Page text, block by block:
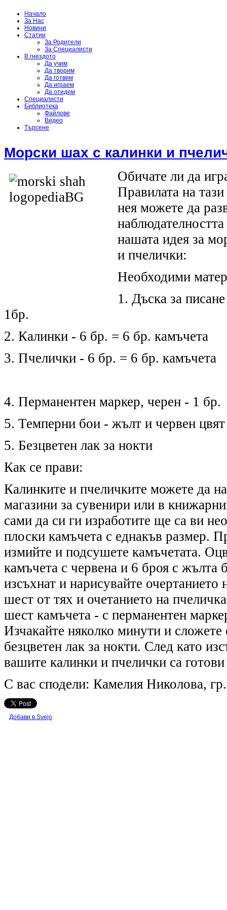
Начало
За Нас
Новини
Статии
За Родители
За Специалисти
В гнездото
Да учим
Да творим
Да готвим
Да играем
Да отидем
Специалисти
Библиотека
Файлове
Видео
Търсене
Морски шах с калинки и
Обичате ли да
Правилата на
нея можете да
нашата идея за
и пчелички:
Необходими
1. Дъска за
1бр.
2. Калинки - 6 бр. = 6 бр. камъчета
3. Пчелички - 6 бр. = 6 бр. камъчета
4. Перманентен маркер, черен - 1 бр.
5. Темперни бои - жълт и червен цвят
5. Безцветен лак за нокти
Как се прави:
Калинките и пчеличките можете да
магазини за сувенири или в
сами да си ги изработите ще са ви
плоски камъчета с еднакъв размер.
измийте и подсушете камъчетата.
камъчета с червена и 6 броя с жълта
изсъхнат и нарисувайте очертанието
шест от тях и очетанието на
шест камъчета - с перманентен
Изчакайте няколко минути и сложете
безцветен лак за нокти. След като
вашите калинки и пчелички са готови
С вас сподели: Камелия Николова,
Добави в Svejo